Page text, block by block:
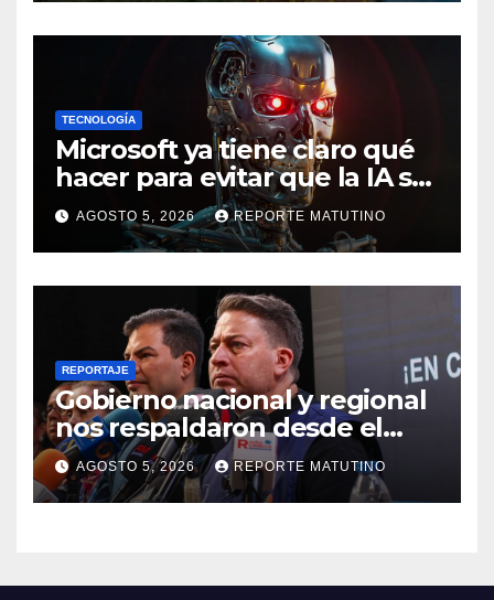
TECNOLOGÍA
Microsoft ya tiene claro qué
hacer para evitar que la IA se
salga de control
AGOSTO 5, 2026 REPORTE MATUTINO
REPORTAJE
Gobierno nacional y regional
nos respaldaron desde el
primer momento tras
terremotos del 24J
AGOSTO 5, 2026 REPORTE MATUTINO